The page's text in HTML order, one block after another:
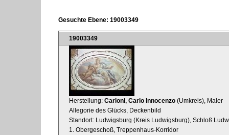
Gesuchte Ebene: 19003349
19003349
Herstellung: Carloni, Carlo Innocenzo (Umkreis), Maler
Allegorie des Glücks, Deckenbild
Standort: Ludwigsburg (Kreis Ludwigsburg), Schloß
1. Obergeschoß, Treppenhaus-Korridor